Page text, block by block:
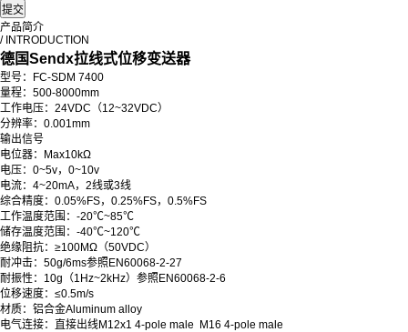
产品简介
/ INTRODUCTION
德国Sendx拉线式位移变送器
型号：FC-SDM 7400
量程：500-8000mm
工作电压：24VDC（12~32VDC）
分辨率：0.001mm
输出信号
电位器：Max10kΩ
电压：0~5v，0~10v
电流：4~20mA，2线或3线
综合精度：0.05%FS，0.25%FS，0.5%FS
工作温度范围：-20℃~85℃
储存温度范围：-40℃~120℃
绝缘阻抗：≥100MΩ（50VDC）
耐冲击：50g/6ms参照EN60068-2-27
耐振性：10g（1Hz~2kHz）参照EN60068-2-6
位移速度：≤0.5m/s
材质：铝合金Aluminum alloy
电气连接：直接出线M12x1 4-pole male M16 4-pole male